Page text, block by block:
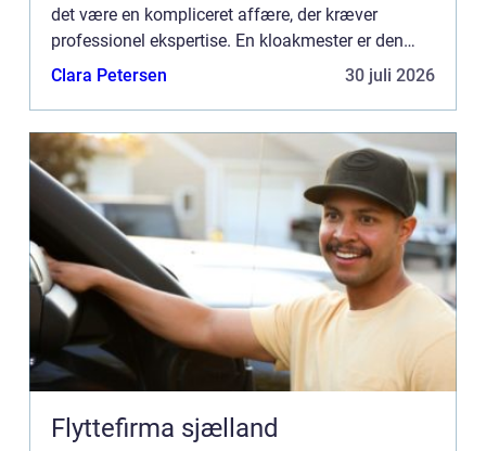
det være en kompliceret affære, der kræver
professionel ekspertise. En kloakmester er den
fagperson, som sikrer, at dit kloaksystem fungerer
Clara Petersen 30 juli 2026
Flyttefirma sjælland